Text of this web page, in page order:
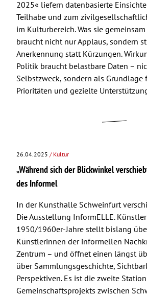
2025« liefern datenbasierte
Teilhabe und zum
im Kulturbereich. Was sie
braucht nicht nur Applaus, sondern
Anerkennung statt Kürzungen.
Politik braucht belastbare Daten –
Selbstzweck, sondern als Grundlage
Prioritäten und gezielte
26.04.2025 / Kultur
„Während sich der Blickwinkel
des Informel
In der Kunsthalle Schweinfurt
Die Ausstellung InformELLE.
1950/1960er-Jahre stellt bislang
Künstlerinnen der informellen
Zentrum – und öffnet einen längst
über Sammlungsgeschichte,
Perspektiven. Es ist die zweite
Gemeinschaftsprojekts zwischen